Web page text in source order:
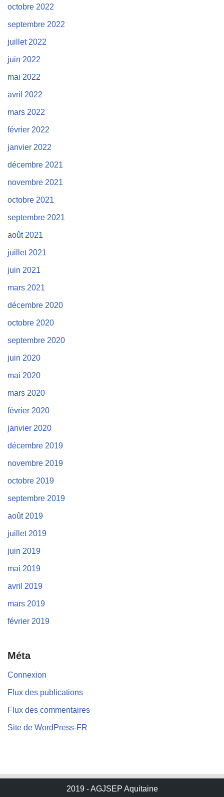
octobre 2022
septembre 2022
juillet 2022
juin 2022
mai 2022
avril 2022
mars 2022
février 2022
janvier 2022
décembre 2021
novembre 2021
octobre 2021
septembre 2021
août 2021
juillet 2021
juin 2021
mars 2021
décembre 2020
octobre 2020
septembre 2020
juin 2020
mai 2020
mars 2020
février 2020
janvier 2020
décembre 2019
novembre 2019
octobre 2019
septembre 2019
août 2019
juillet 2019
juin 2019
mai 2019
avril 2019
mars 2019
février 2019
Méta
Connexion
Flux des publications
Flux des commentaires
Site de WordPress-FR
2019 - AGJSEP Aquitaine